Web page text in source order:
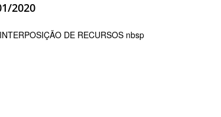
2020
DE RECURSOS nbsp